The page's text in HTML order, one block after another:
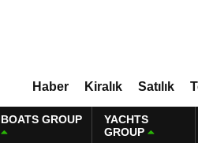
Haber Kiralık Satılık
BOATS GROUP
YACHTS
GROUP